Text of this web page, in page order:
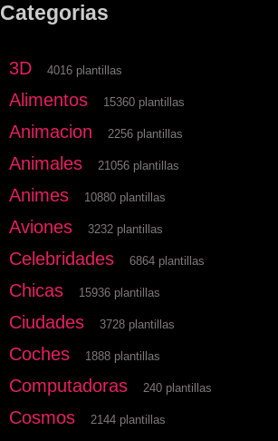
Categorias
3D 4016 plantillas
Alimentos 15360 plantillas
Animacion 2256 plantillas
Animales 21056 plantillas
Animes 10880 plantillas
Aviones 3232 plantillas
Celebridades 6864 plantillas
Chicas 15936 plantillas
Ciudades 3728 plantillas
Coches 1888 plantillas
Computadoras 240 plantillas
Cosmos 2144 plantillas